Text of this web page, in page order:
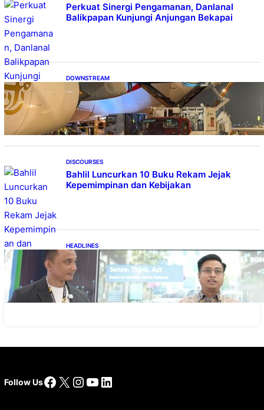
Perkuat Sinergi Pengamanan, Danlanal
Balikpapan Kunjungi Anjungan Bekapai
DOWNSTREAM
Emirates A380, Bukti Kesiapan Pertamina
Layani Pesawat Berbadan Besar
DISCOURSES
Bahlil Luncurkan 10 Buku Rekam Jejak
Kepemimpinan dan Kebijakan
HEADLINES
Teknologi Keselamatan, Penentu Baru
Persaingan Industri Otomotif
Follow UsFacebook
X Instagram
YouTube
LinkedIn